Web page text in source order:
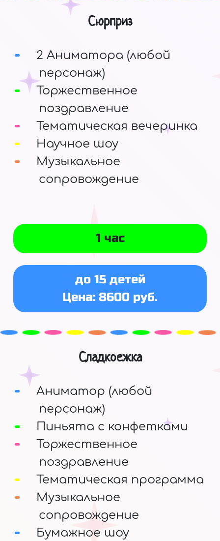
Сюрприз
2 Аниматора (любой
персонаж)
Торжественное
поздравление
Тематическая вечеринка
Научное шоу
Музыкальное
сопровождение
1 час
до 15 детей
Цена: 8600 руб.
Сладкоежка
Аниматор (любой
персонаж)
Пиньята с конфетками
Торжественное
поздравление
Тематическая программа
Музыкальное
сопровождение
Бумажное шоу